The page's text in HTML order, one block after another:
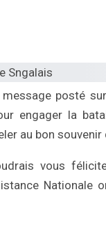
message posté
engager la
au bon
vous
Nationale